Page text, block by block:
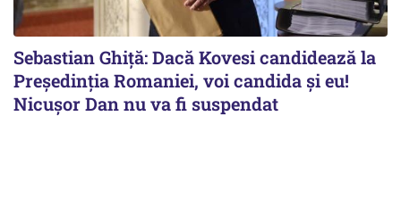
Sebastian Ghiță: Dacă Kovesi candidează la
Președinția Romaniei, voi candida și eu!
Nicușor Dan nu va fi suspendat